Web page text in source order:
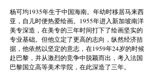
杨可均1935年生于中国海南。年幼时移居马来西
亚，自儿时便热爱绘画。1955年进入新加坡南洋
美专深造，在美专的三年时间打下了绘画坚实的
专业基础。但他立定了更高的志向，纵然经济拮
据，他依然以坚定的意志，在1959年24岁的时候
赴巴黎，并从激烈的竞争中脱颖而出，考入法国
巴黎国立高等美术学院，在此深造了三年。